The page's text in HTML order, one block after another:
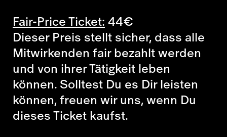
Fair-Price Ticket:44€
Dieser Preis stellt sicher, dass alle
Mitwirkenden fair bezahlt werden
und von ihrer Tätigkeit leben
können. Solltest Du es Dir leisten
können, freuen wir uns, wenn Du
dieses Ticket kaufst.